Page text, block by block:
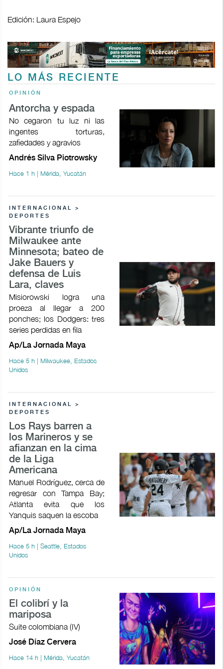
Edición: Laura Espejo
LO MÁS RECIENTE
OPINIÓN
Antorcha y espada
No cegaron tu luz ni las
ingentes torturas,
zafiedades y agravios
Andrés Silva Piotrowsky
Hace 1 h | Mérida, Yucatán
INTERNACIONAL >
DEPORTES
Vibrante triunfo de
Milwaukee ante
Minnesota; bateo de
Jake Bauers y
defensa de Luis
Lara, claves
Misiorowski logra una
proeza al llegar a 200
ponches; los Dodgers: tres
series perdidas en fila
Ap/La Jornada Maya
Hace 5 h | Milwaukee, Estados
Unidos
INTERNACIONAL >
DEPORTES
Los Rays barren a
los Marineros y se
afianzan en la cima
de la Liga
Americana
Manuel Rodríguez, cerca de
regresar con Tampa Bay;
Atlanta evita que los
Yanquis saquen la escoba
Ap/La Jornada Maya
Hace 5 h | Seattle, Estados
Unidos
OPINIÓN
El colibrí y la
mariposa
Suite colombiana (IV)
José Díaz Cervera
Hace 14 h | Mérida, Yucatán